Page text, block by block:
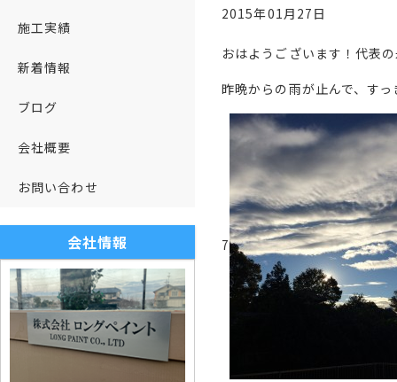
2015年01月27日
おはようございます！代表
昨晩からの雨が止んで、す
7
施工実績
新着情報
ブログ
会社概要
お問い合わせ
会社情報